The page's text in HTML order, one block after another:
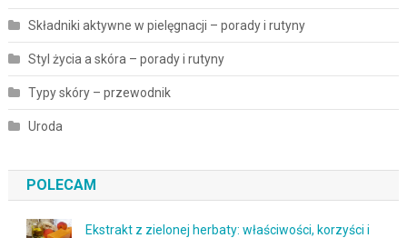
Składniki aktywne w pielęgnacji – porady i rutyny
Styl życia a skóra – porady i rutyny
Typy skóry – przewodnik
Uroda
POLECAM
Ekstrakt z zielonej herbaty: właściwości, korzyści i